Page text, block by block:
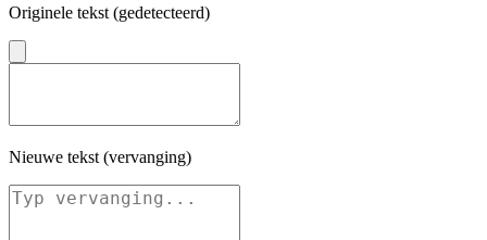
Originele tekst (gedetecteerd)
Nieuwe tekst (vervanging)